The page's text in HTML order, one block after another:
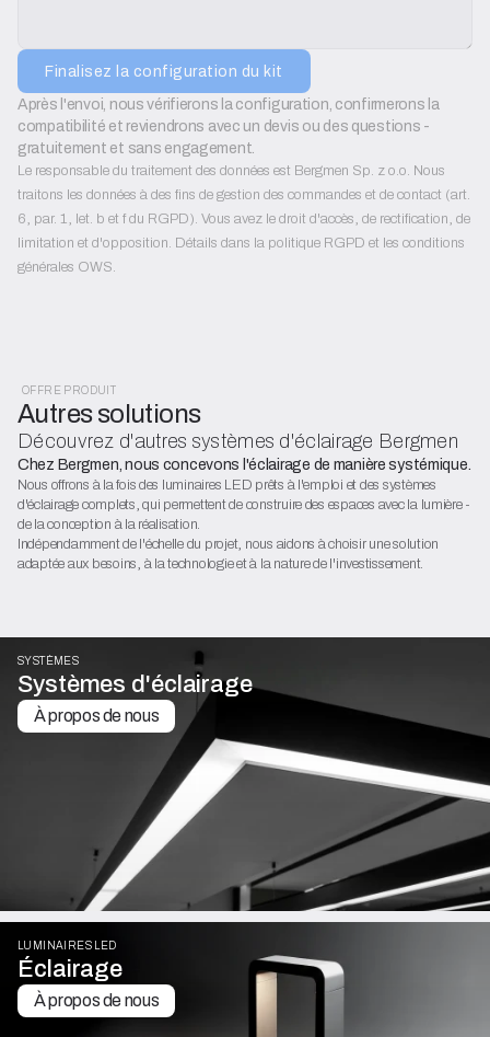
Finalisez la configuration du kit
Après l'envoi, nous vérifierons la configuration, confirmerons la
compatibilité et reviendrons avec un devis ou des questions -
gratuitement et sans engagement.
Le responsable du traitement des données est Bergmen Sp. z o.o. Nous
traitons les données à des fins de gestion des commandes et de contact (art.
6, par. 1, let. b et f du RGPD). Vous avez le droit d'accès, de rectification, de
limitation et d'opposition. Détails dans la politique RGPD et les conditions
générales OWS.
OFFRE PRODUIT
Autres solutions
Découvrez d'autres systèmes d'éclairage Bergmen
Chez Bergmen, nous concevons l'éclairage de manière systémique.
Nous offrons à la fois des luminaires LED prêts à l'emploi et des systèmes
d'éclairage complets, qui permettent de construire des espaces avec la lumière -
de la conception à la réalisation.
Indépendamment de l'échelle du projet, nous aidons à choisir une solution
adaptée aux besoins, à la technologie et à la nature de l'investissement.
SYSTÈMES
Systèmes d'éclairage
À propos de nous
LUMINAIRES LED
Éclairage
À propos de nous